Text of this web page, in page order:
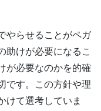
やらせることがペガ
助けが必要になるこ
が必要なのかを的確
です。この方針や理
けて選考していま